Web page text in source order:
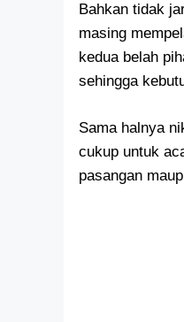
Bahkan tidak
masing
kedua belah
sehingga
Sama halnya
cukup untuk
pasangan